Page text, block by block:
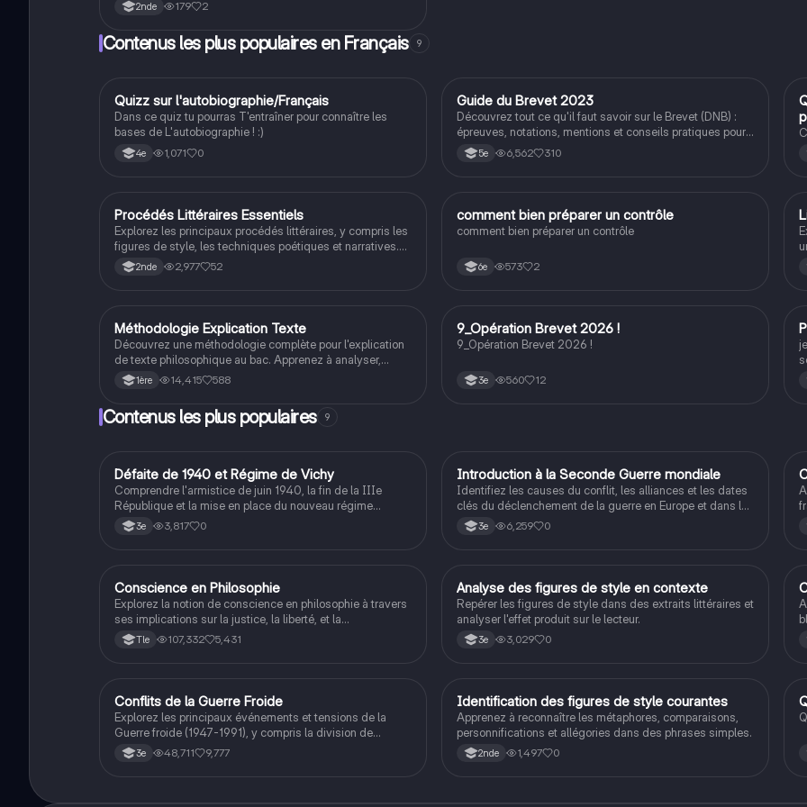
et les coutumes, tout en soulignant l'importance de
pour les étudiants en droit et en économie.
2nde 179 2
Contenus les plus populaires en Français 9
QFrançais
Quizz sur l'autobiographie/Français
Dans ce quiz tu pourras T'entraîner pour connaître les
bases de L'autobiographie ! :)
4e 1,071 0
Méthodo
Guide du Brevet 2023
Découvrez tout ce qu'il faut savoir sur le Brevet (DNB) :
épreuves, notations, mentions et conseils pratiques pour
réussir. Ce document inclut des informations sur les
épreuves de français, maths, sciences, et histoire-géo,
5e 6,562 310
Français
Procédés Littéraires Essentiels
Explorez les principaux procédés littéraires, y compris les
figures de style, les techniques poétiques et narratives.
Ce résumé détaillé présente des définitions claires et des
exemples pertinents pour enrichir votre compréhension de
2nde 2,977 52
CMéthodo
comment bien préparer un contrôle
comment bien préparer un contrôle
6e 573 2
Philosophie
Méthodologie Explication Texte
Découvrez une méthodologie complète pour l'explication
de texte philosophique au bac. Apprenez à analyser,
interpréter et critiquer des extraits philosophiques en
suivant des étapes claires. Idéal pour les élèves de
1ère 14,415 588
Grand oral
9_Opération Brevet 2026 !
9_Opération Brevet 2026 !
3e 560 12
Contenus les plus populaires 9
DHistoire
Défaite de 1940 et Régime de Vichy
Comprendre l'armistice de juin 1940, la fin de la IIIe
République et la mise en place du nouveau régime
autoritaire de Philippe Pétain.
3e 3,817 0
IHistoire
Introduction à la Seconde Guerre mondiale
Identifiez les causes du conflit, les alliances et les dates
clés du déclenchement de la guerre en Europe et dans le
Pacifique.
3e 6,259 0
Philosophie
Conscience en Philosophie
Explorez la notion de conscience en philosophie à travers
ses implications sur la justice, la liberté, et la
connaissance. Cette fiche de révision aborde les débats
philosophiques sur la conscience, le cogito, et les valeurs
cherchant à approfondir leur compréhension des enjeux
éthiques et existentiels.
Tle 107,332 5,431
AFrançais
Analyse des figures de style en contexte
Repérer les figures de style dans des extraits littéraires et
analyser l'effet produit sur le lecteur.
3e 3,029 0
Histoire
Conflits de la Guerre Froide
Explorez les principaux événements et tensions de la
Guerre froide (1947-1991), y compris la division de
l'Allemagne, la crise de Cuba, la guerre du Vietnam, et la
course à l'espace. Cette fiche de révision couvre les
3e 48,711 9,777
IFrançais
Identification des figures de style courantes
Apprenez à reconnaître les métaphores, comparaisons,
personnifications et allégories dans des phrases simples.
2nde 1,497 0